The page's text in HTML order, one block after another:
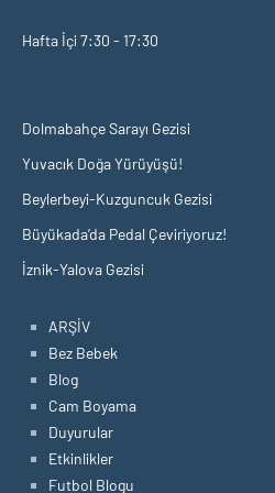
Hafta İçi 7:30 - 17:30
Dolmabahçe Sarayı Gezisi
Yuvacık Doğa Yürüyüşü!
Beylerbeyi-Kuzguncuk Gezisi
Büyükada’da Pedal Çeviriyoruz!
İznik-Yalova Gezisi
ARŞİV
Bez Bebek
Blog
Cam Boyama
Duyurular
Etkinlikler
Futbol Blogu